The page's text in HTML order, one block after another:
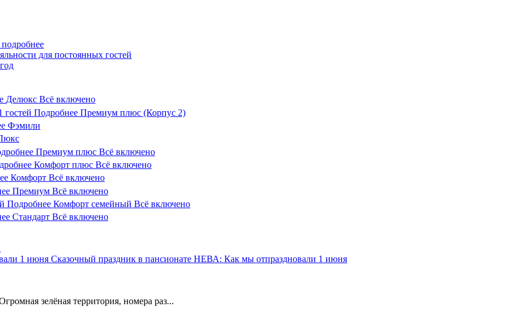
подробнее
для постоянных гостей
Делюкс Всё включено
гостей Подробнее Премиум плюс (Корпус 2)
Фэмили
Премиум плюс Всё включено
Комфорт плюс Всё включено
Комфорт Всё включено
Премиум Всё включено
Подробнее Комфорт семейный Всё включено
Стандарт Всё включено
Сказочный праздник в пансионате НЕВА: Как мы отпраздновали 1 июня
зелёная территория, номера раз...